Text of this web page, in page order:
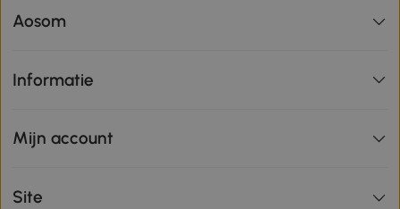
Aosom
Informatie
Mijn account
Site